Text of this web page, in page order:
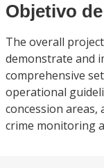
Objetivo
The overall
demonstrate and
comprehensive
operational
concession
crime monitoring